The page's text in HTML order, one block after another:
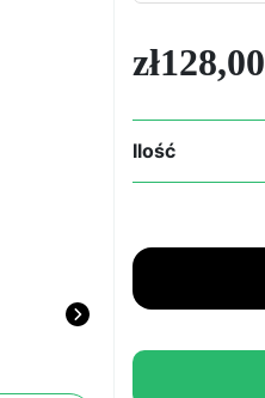
zł128,00
Ilość
ilość
400